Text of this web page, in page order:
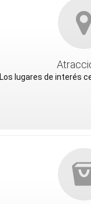
Los lugares de interés